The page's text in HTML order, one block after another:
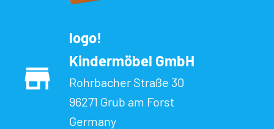
logo!
Kindermöbel GmbH
Rohrbacher Straße 30
96271 Grub am Forst
Germany